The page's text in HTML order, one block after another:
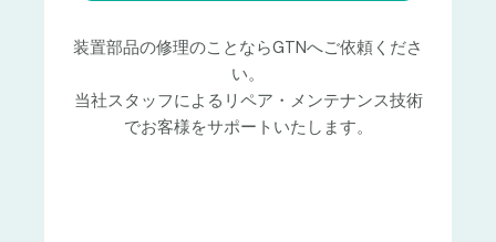
装置部品の修理のことならGTNへご依頼くださ
い。
当社スタッフによるリペア・メンテナンス技術
でお客様をサポートいたします。